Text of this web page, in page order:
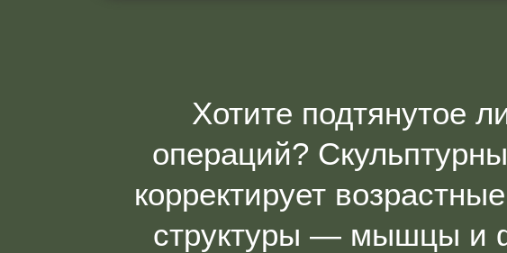
Хотите подтянутое
операций?
корректирует
структуры — мышцы и